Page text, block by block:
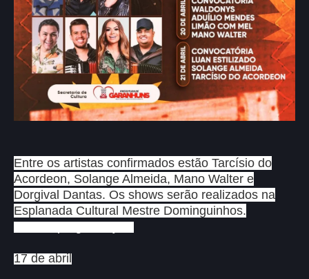
Entre os artistas confirmados estão Tarcísio do
Acordeon, Solange Almeida, Mano Walter e
Dorgival Dantas. Os shows serão realizados na
Esplanada Cultural Mestre Dominguinhos.
17 de abril